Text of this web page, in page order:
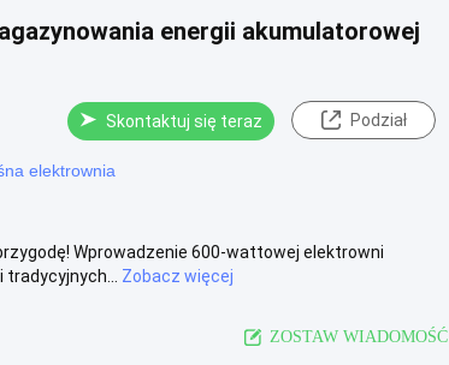
energii akumulatorowej
Skontaktuj się teraz Podział
elektrownia
Wprowadzenie 600-wattowej elektrowni
Zobacz więcej
ZOSTAW WIADOMOŚĆ